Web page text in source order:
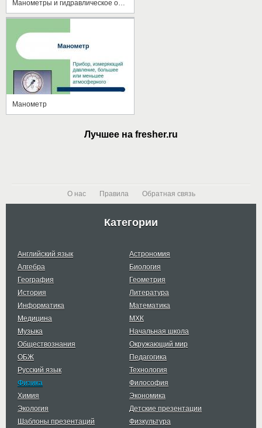
Манометр
Лучшее на fresher.ru
О нас Правила Обратная связь
Категории
Английский язык
Астрономия
Алгебра
Биология
География
Геометрия
История
Литература
Информатика
Математика
Медицина
МХК
Музыка
Начальная школа
Обществознания
Окружающий мир
ОБЖ
Педагогика
Русский язык
Технология
Физика
Философия
Химия
Экономика
Экология
Детские презентации
Шаблоны презентаций
Физкультура